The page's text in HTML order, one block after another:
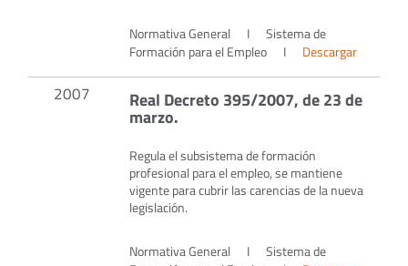
Normativa General I
Sistema de
Formación para el Empleo
I Descargar
2007 Real Decreto 395/2007, de 23 de
marzo.
Regula el subsistema de formación
profesional para el empleo, se mantiene
vigente para cubrir las carencias de la nueva
legislación.
Normativa General I
Sistema de